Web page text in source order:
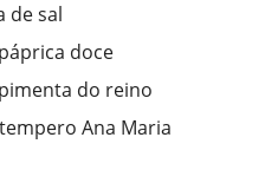
de sal
doce
do reino
Ana Maria